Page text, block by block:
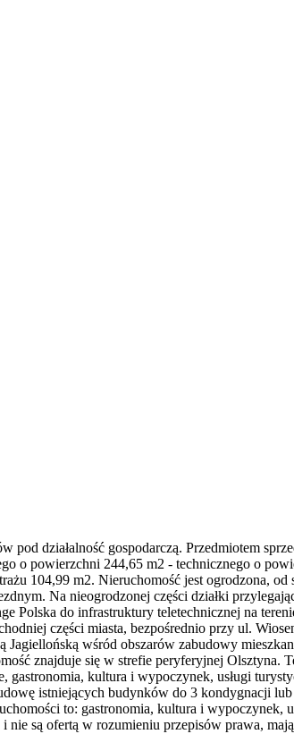
działalność gospodarczą. Przedmiotem
o powierzchni 244,65 m2 - technicznego o
104,99 m2. Nieruchomość jest ogrodzona,
Na nieogrodzonej części działki
Polska do infrastruktury teletechnicznej na
części miasta, bezpośrednio przy ul.
wśród obszarów zabudowy
znajduje się w strefie peryferyjnej Olsztyna.
kultura i wypoczynek, usługi
istniejących budynków do 3 kondygnacji
to: gastronomia, kultura i wypoczynek,
są ofertą w rozumieniu przepisów prawa,